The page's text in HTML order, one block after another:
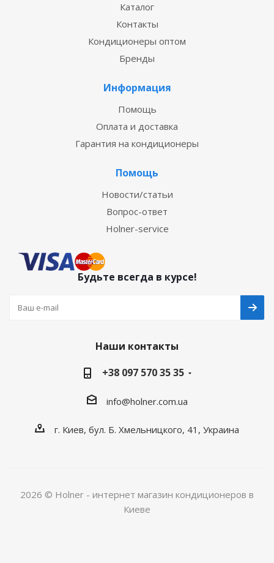
Каталог
Контакты
Кондиционеры оптом
Бренды
Информация
Помощь
Оплата и доставка
Гарантия на кондиционеры
Помощь
Новости/статьи
Вопрос-ответ
Holner-service
Будьте всегда в курсе!
Наши контакты
+38 097 570 35 35
info@holner.com.ua
г. Киев, бул. Б. Хмельницкого, 41, Украина
2026 © Holner - интернет магазин кондиционеров в
Киеве